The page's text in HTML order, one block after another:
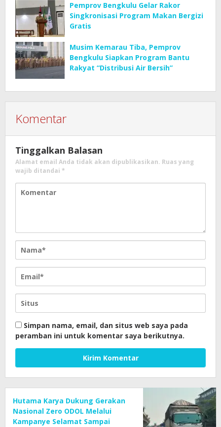
Pemprov Bengkulu Gelar Rakor
Singkronisasi Program Makan Bergizi
Gratis
Musim Kemarau Tiba, Pemprov
Bengkulu Siapkan Program Bantu
Rakyat “Distribusi Air Bersih”
Komentar
Tinggalkan Balasan
Alamat email Anda tidak akan dipublikasikan. Ruas yang
wajib ditandai *
Simpan nama, email, dan situs web saya pada
peramban ini untuk komentar saya berikutnya.
Hutama Karya Dukung Gerakan
Nasional Zero ODOL Melalui
Kampanye Selamat Sampai